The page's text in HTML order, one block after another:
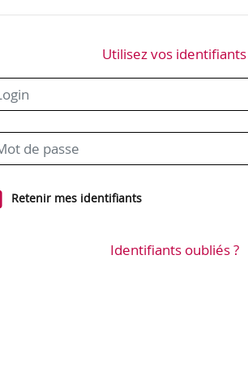
Utilisez vos identifiants
Retenir mes identifiants
Identifiants oubliés ?